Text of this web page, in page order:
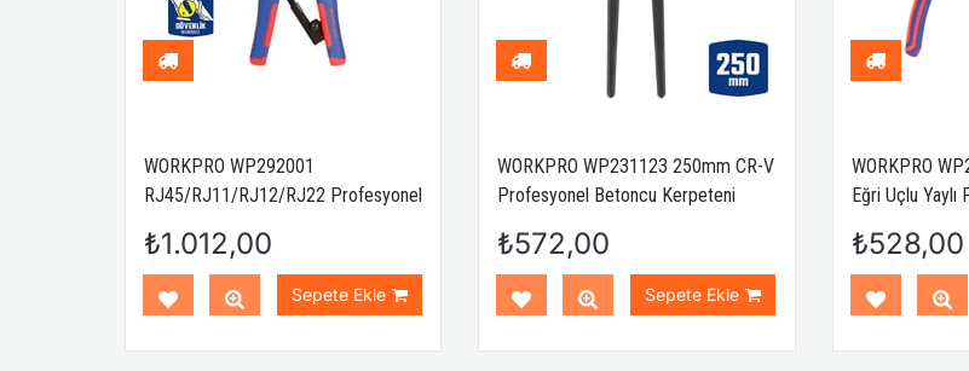
WORKPRO WP292001
RJ45/RJ11/RJ12/RJ22 Profesyonel
₺1.012,00
Sepete Ekle
WORKPRO WP231123 250mm CR-V
Profesyonel Betoncu Kerpeteni
₺572,00
Sepete Ekle
WORKPRO
Eğri Uçlu Yaylı
₺528,00